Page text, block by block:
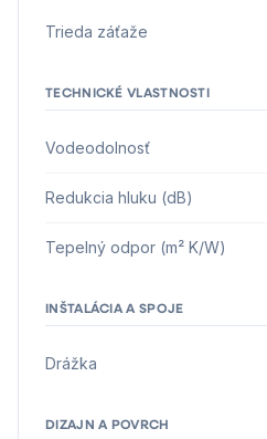
Trieda záťaže
TECHNICKÉ VLASTNOSTI
Vodeodolnosť
Redukcia hluku (dB)
Tepelný odpor (m² K/W)
INŠTALÁCIA A SPOJE
Drážka
DIZAJN A POVRCH